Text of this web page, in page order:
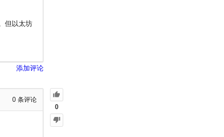
但以太坊
添加评论
0
0 条评论